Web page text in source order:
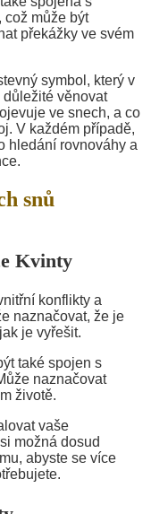
což může být
překážky ve svém
symbol, který v
věnovat
ve snech, a co
V každém případě,
hledání rovnováhy a
snů
Kvinty
konflikty a
naznačovat, že je
je vyřešit.
také spojen s
naznačovat
životě.
vaše
možná dosud
abyste se více